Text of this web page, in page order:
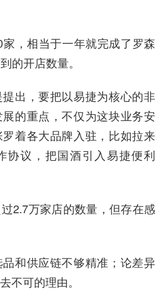
，相当于一年就完成了罗森
的开店数量。
出，要把以易捷为核心的非
的重点，不仅为这块业务安
着各大品牌入驻，比如拉来
协议，把国酒引入易捷便利
2.7万家店的数量，但存在感
和供应链不够精准；论差异
不可的理由。